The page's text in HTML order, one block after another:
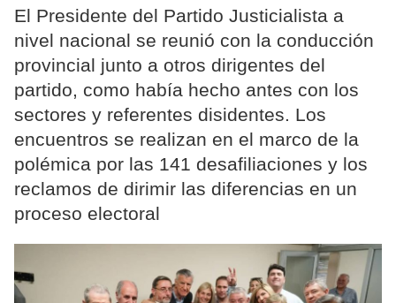
El Presidente del Partido Justicialista a
nivel nacional se reunió con la conducción
provincial junto a otros dirigentes del
partido, como había hecho antes con los
sectores y referentes disidentes. Los
encuentros se realizan en el marco de la
polémica por las 141 desafiliaciones y los
reclamos de dirimir las diferencias en un
proceso electoral